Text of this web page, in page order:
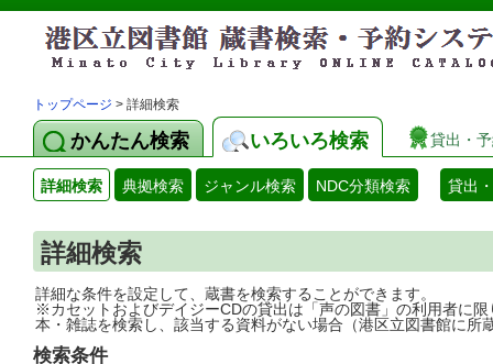
トップページ > 詳細検索
かんたん検索 いろいろ検索 貸出・
詳細検索 典拠検索 ジャンル検索 NDC分類検索 貸出
詳細検索
詳細な条件を設定して、蔵書を検索することができます。
※カセットおよびデイジーCDの貸出は「声の図書」の利用者に限
本・雑誌を検索し、該当する資料がない場合（港区立図書館に所
検索条件